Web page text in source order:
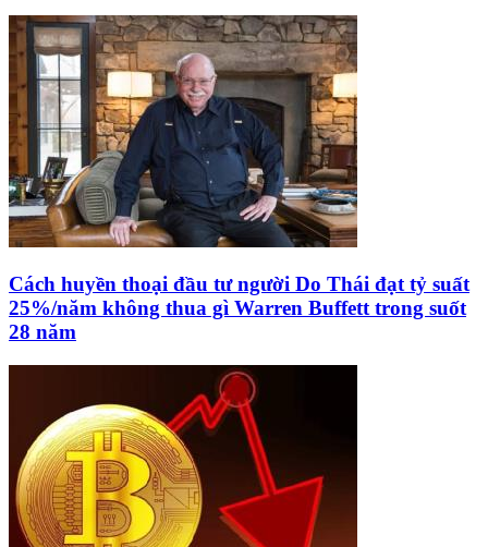
Cách huyền thoại đầu tư người Do Thái đạt tỷ suất
25%/năm không thua gì Warren Buffett trong suốt
28 năm